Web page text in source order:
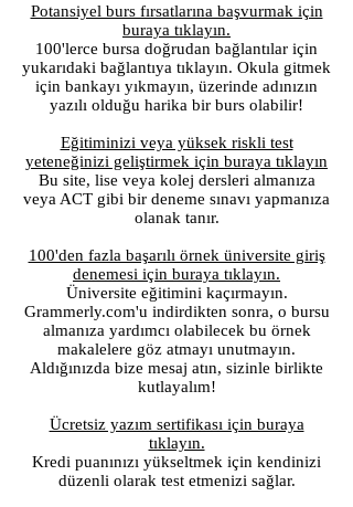
Potansiyel burs fırsatlarına başvurmak için
buraya tıklayın.
100'lerce bursa doğrudan bağlantılar için
yukarıdaki bağlantıya tıklayın. Okula gitmek
için bankayı yıkmayın, üzerinde adınızın
yazılı olduğu harika bir burs olabilir!
Eğitiminizi veya yüksek riskli test
yeteneğinizi geliştirmek için buraya tıklayın
Bu site, lise veya kolej dersleri almanıza
veya ACT gibi bir deneme sınavı yapmanıza
olanak tanır.
100'den fazla başarılı örnek üniversite giriş
denemesi için buraya tıklayın.
Üniversite eğitimini kaçırmayın.
Grammerly.com'u indirdikten sonra, o bursu
almanıza yardımcı olabilecek bu örnek
makalelere göz atmayı unutmayın.
Aldığınızda bize mesaj atın, sizinle birlikte
kutlayalım!
Ücretsiz yazım sertifikası için buraya
tıklayın.
Kredi puanınızı yükseltmek için kendinizi
düzenli olarak test etmenizi sağlar.